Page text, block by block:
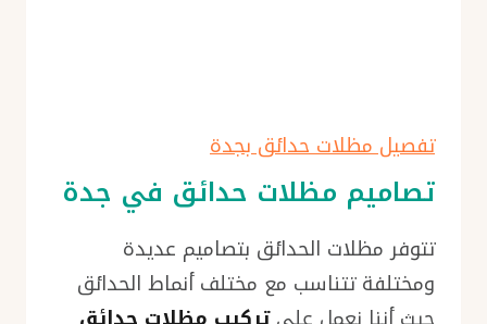
تفصيل مظلات حدائق بجدة
تصاميم مظلات حدائق في جدة
تتوفر مظلات الحدائق بتصاميم عديدة
ومختلفة تتناسب مع مختلف أنماط الحدائق